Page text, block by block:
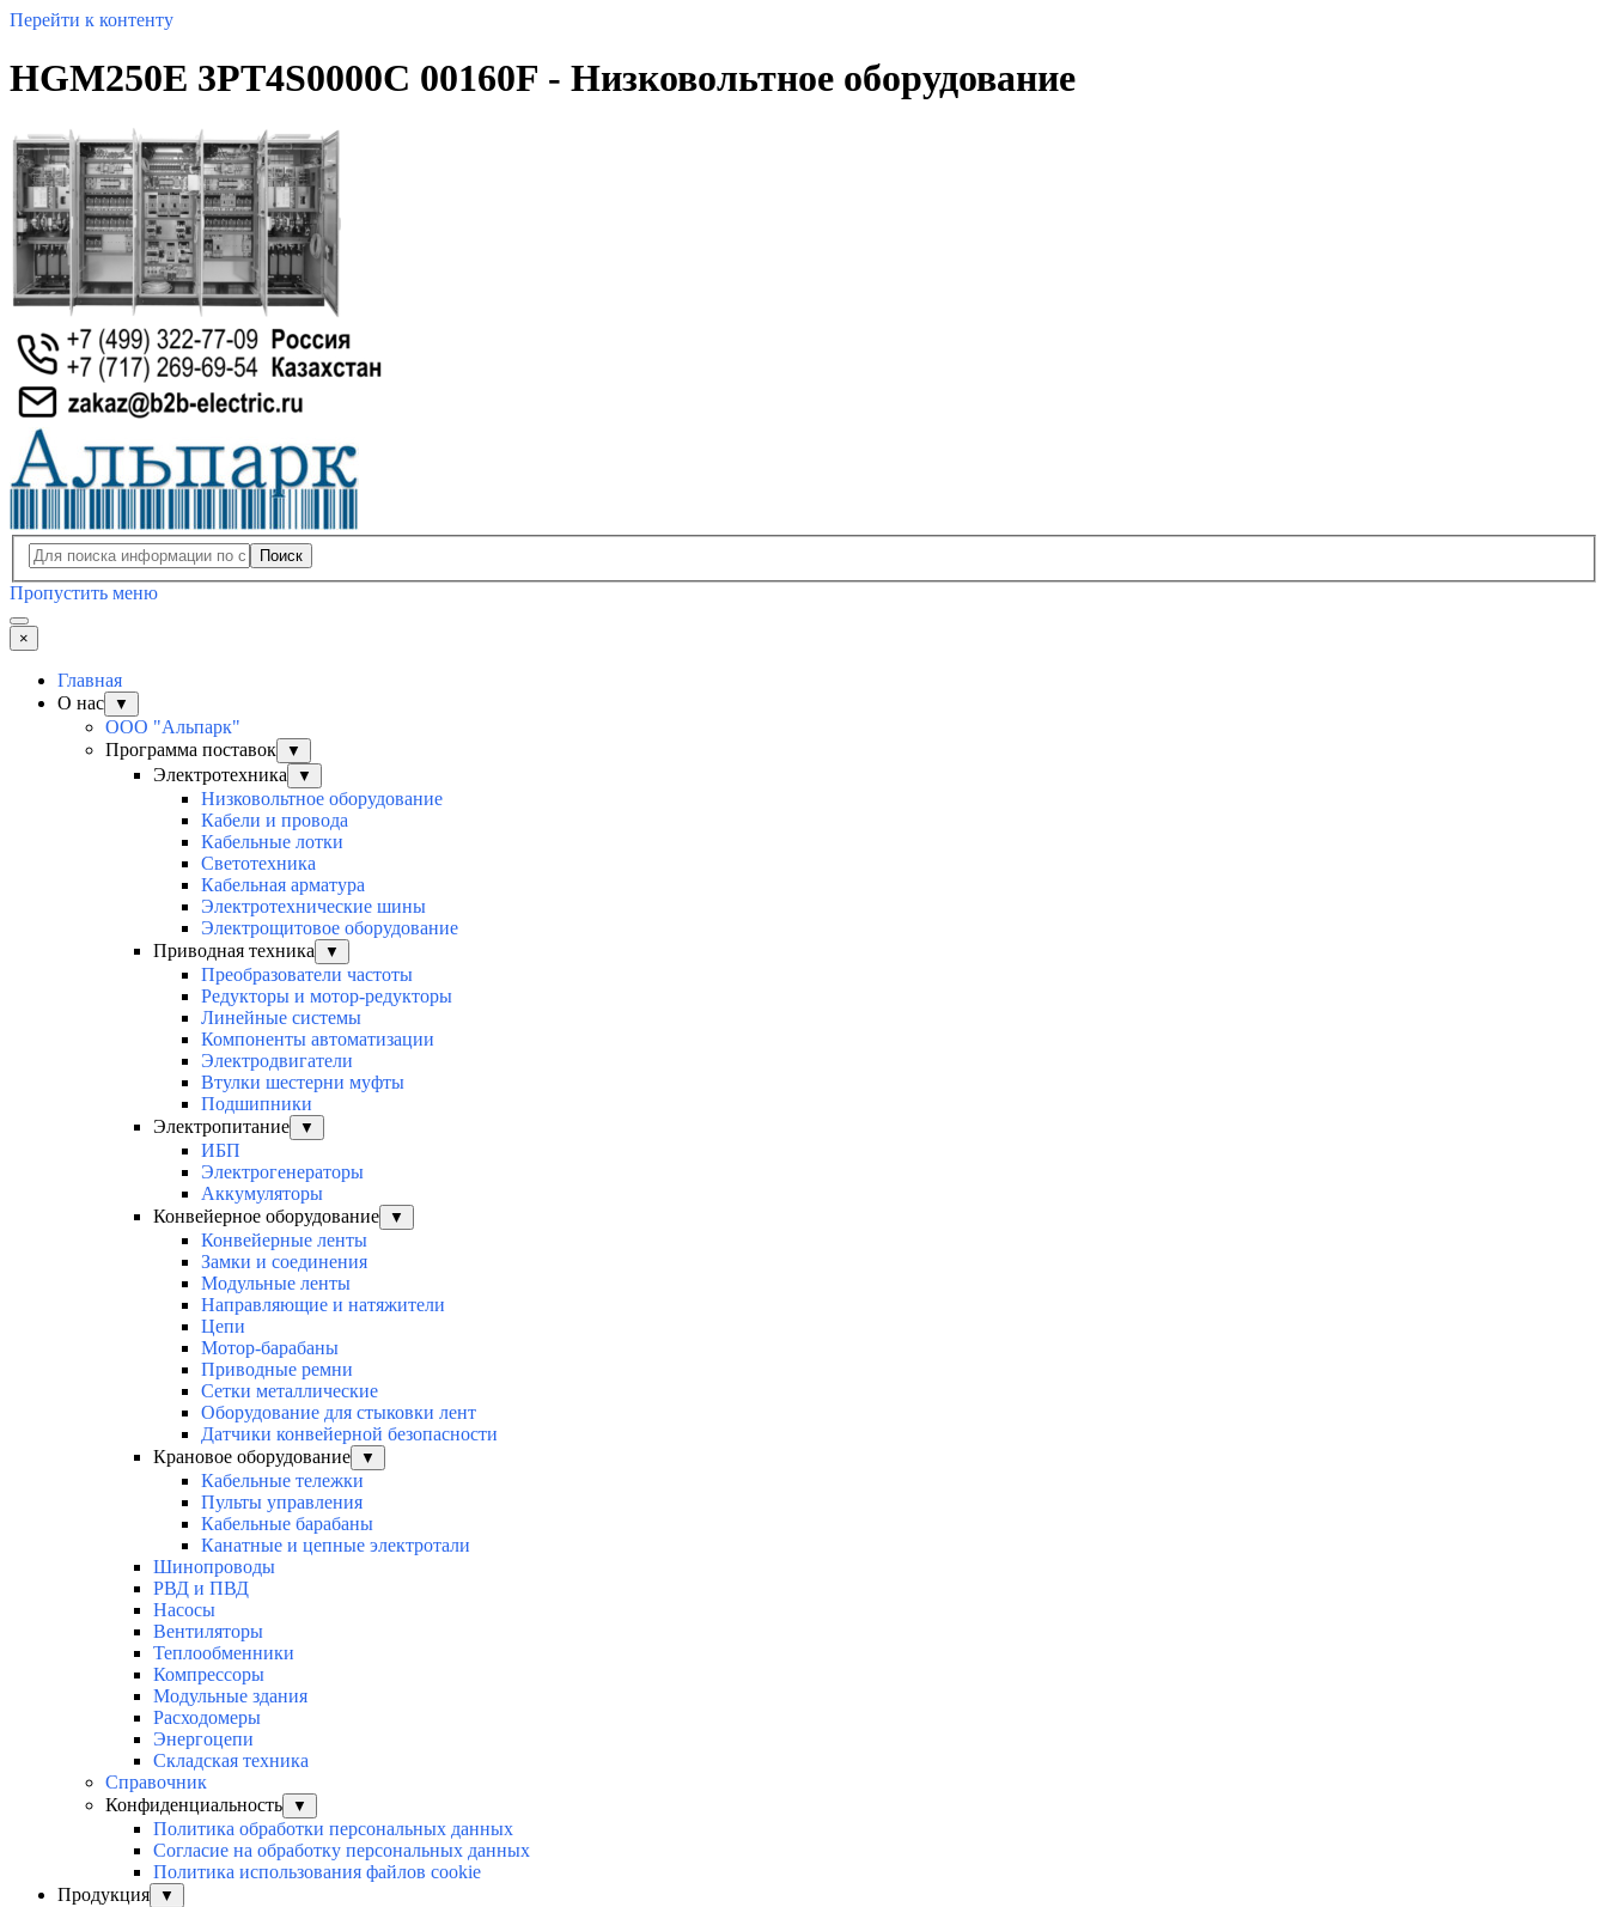
Перейти к контенту
HGM250E 3PT4S0000C 00160F - Низковольтное оборудование
Поиск
Пропустить меню
×
Главная
О нас
▼
ООО "Альпарк"
Программа поставок
▼
Электротехника ▼
Низковольтное оборудование
Кабели и провода
Кабельные лотки
Светотехника
Кабельная арматура
Электротехнические шины
Электрощитовое оборудование
Приводная техника
▼
Преобразователи частоты
Редукторы и мотор-редукторы
Линейные системы
Компоненты автоматизации
Электродвигатели
Втулки шестерни муфты
Подшипники
Электропитание
▼
ИБП
Электрогенераторы
Аккумуляторы
Конвейерное оборудование
▼
Конвейерные ленты
Замки и соединения
Модульные ленты
Направляющие и натяжители
Цепи
Мотор-барабаны
Приводные ремни
Сетки металлические
Оборудование для стыковки лент
Датчики конвейерной безопасности
Крановое оборудование
▼
Кабельные тележки
Пульты управления
Кабельные барабаны
Канатные и цепные электротали
Шинопроводы
РВД и ПВД
Насосы
Вентиляторы
Теплообменники
Компрессоры
Модульные здания
Расходомеры
Энергоцепи
Складская техника
Справочник
Конфиденциальность
▼
Политика обработки персональных данных
Согласие на обработку персональных данных
Политика использования файлов cookie
Продукция
▼